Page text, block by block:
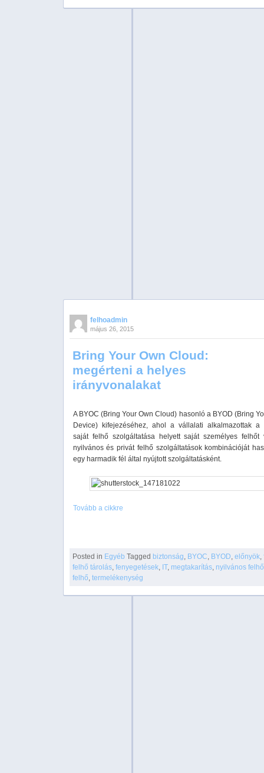
felhoadmin
május 26, 2015
Bring Your Own Cloud:
megérteni a helyes
irányvonalakat
A BYOC (Bring Your Own Cloud) hasonló a BYOD (Bring
Device) kifejezéséhez, ahol a vállalati alkalmazottak a
saját felhő szolgáltatása helyett saját személyes felhőt
nyilvános és privát felhő szolgáltatások kombinációját
egy harmadik fél által nyújtott szolgáltatásként.
Tovább a cikkre
Posted in Egyéb Tagged biztonság BYOC BYOD ,előnyök ,
felhő tárolás ,fenyegetések IT, megtakarítás nyilvános felhő
felhő ,termelékenység